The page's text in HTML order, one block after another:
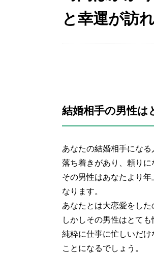
と幸運が訪
結婚相手の男性は
あなたの結婚相手になる
落ち着きがあり、頼りに
その男性はあなたより
なります。
あなたとは大恋愛をした
しかしその男性はとて
純粋に仕事に忙しいだ
ことになるでしょう。